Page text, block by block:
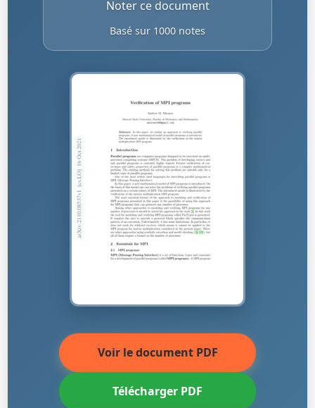
Noter ce document
Basé sur 1000 notes
Voir le document PDF
Télécharger PDF